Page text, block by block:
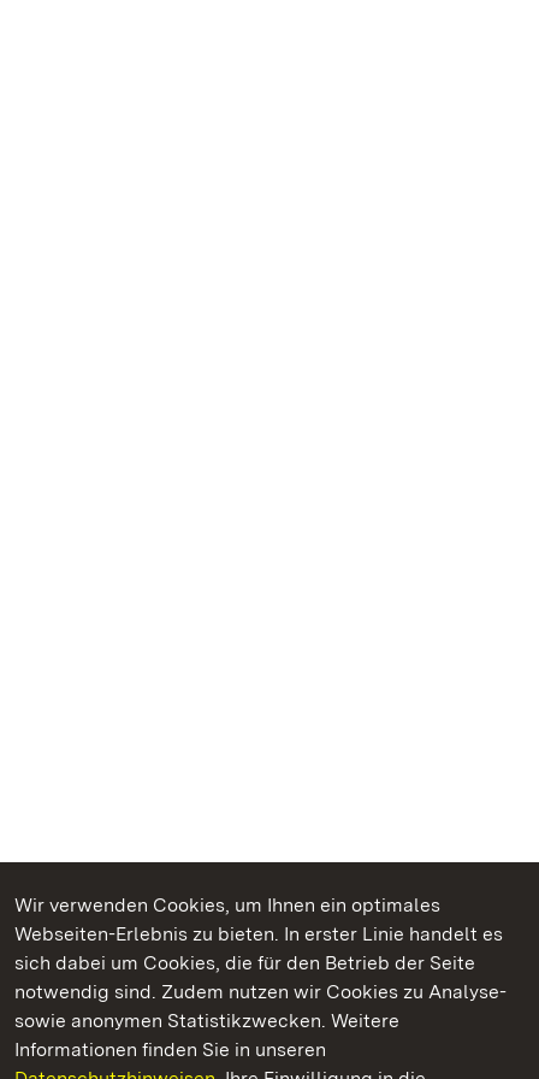
Wir verwenden Cookies, um Ihnen ein optimales
Webseiten-Erlebnis zu bieten. In erster Linie handelt es
sich dabei um Cookies, die für den Betrieb der Seite
notwendig sind. Zudem nutzen wir Cookies zu Analyse-
sowie anonymen Statistikzwecken. Weitere
Informationen finden Sie in unseren
Kommen. Staunen. Genießen.